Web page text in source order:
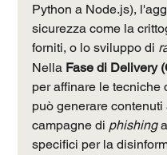
Python a Node.js),
sicurezza come la
forniti, o lo sviluppo di
Nella Fase di Delivery
per affinare le tecniche
può generare
campagne di phishing
specifici per la